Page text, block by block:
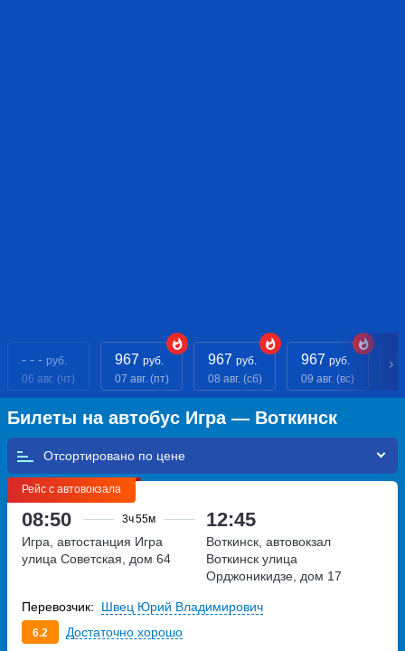
- - - руб.
06 авг. (чт)
967 руб.
07 авг. (пт)
967 руб.
08 авг. (сб)
967 руб.
09 авг. (вс)
Билеты на автобус Игра — Воткинск
Отсортировано по
Рейс с автовокзала
08:50 3ч55м 12:45
Игра, автостанция Игра
улица Советская, дом 64
Воткинск, автовокзал
Воткинск улица
Орджоникидзе, дом 17
6.2 Достаточно хорошо
Перевозчик: Швец Юрий Владимирович